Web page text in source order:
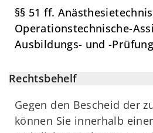
§§ 51 ff.
Operationstechnische-
Ausbildungs- und -
Rechtsbehelf
Gegen den Bescheid der
können Sie innerhalb